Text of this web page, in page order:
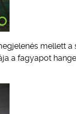
mellett
a fagyapot